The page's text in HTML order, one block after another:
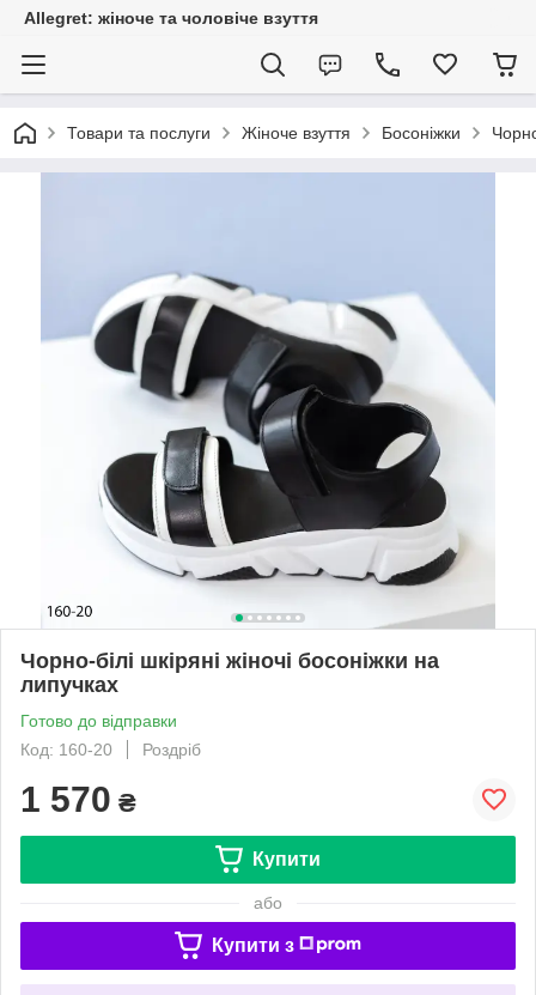
Allegret: жіноче та чоловіче взуття
Товари та послуги Жіноче взуття Босоніжки
Чорно-білі шкіряні жіночі босоніжки на
липучках
Готово до відправки
Код: 160-20
Роздріб
1 570 ₴
Купити
або
Купити з